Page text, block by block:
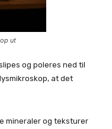
ut
og poleres ned til
at det
mineraler og teksturer